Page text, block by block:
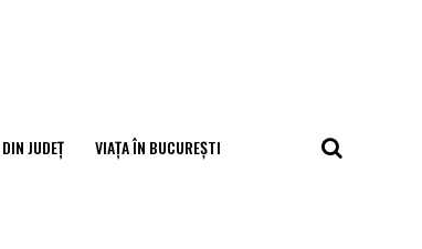
JUDEȚ VIAȚA ÎN BUCUREȘTI